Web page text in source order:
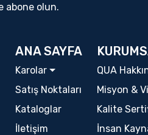
abone olun.
ANA SAYFA
Karolar
Satış Noktaları
Kataloglar
İletişim
QUA
Misyon &
Kalite
İnsan